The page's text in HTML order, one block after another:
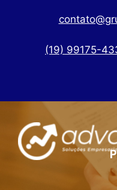
(19) 99175-